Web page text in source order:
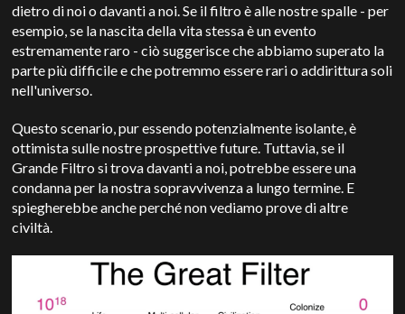
dietro di noi o davanti a noi.Se il filtro è alle nostre spalle - per
esempio, se la nascita della vita stessa è un evento
estremamente raro - ciò suggerisce che abbiamo superato la
parte più difficile e che potremmo essere rari o addirittura soli
nell'universo.
Questo scenario, pur essendo potenzialmente isolante, è
ottimista sulle nostre prospettive future. Tuttavia, se il
Grande Filtro si trova davanti a noi, potrebbe essere una
condanna per la nostra sopravvivenza a lungo termine. E
spiegherebbe anche perché non vediamo prove di altre
civiltà.